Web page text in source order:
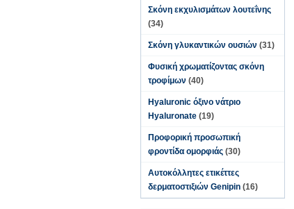
Σκόνη εκχυλισμάτων λουτεΐνης
(34)
Σκόνη γλυκαντικών ουσιών (31)
Φυσική χρωματίζοντας σκόνη
τροφίμων (40)
Hyaluronic όξινο νάτριο
Hyaluronate (19)
Προφορική προσωπική
φροντίδα ομορφιάς (30)
Αυτοκόλλητες ετικέττες
δερματοστιξιών Genipin (16)